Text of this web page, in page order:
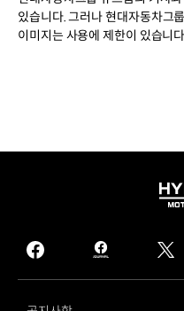
있습니다. 그러나 현대자동차그
이미지는 사용에 제한이 있습니
facebook
hmg
journal